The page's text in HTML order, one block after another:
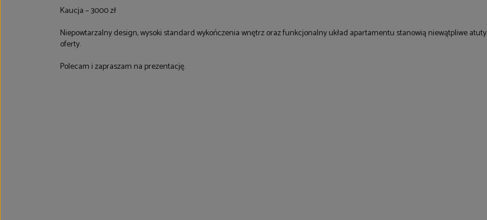
Kaucja – 3000 zł
Niepowtarzalny design, wysoki standard wykończenia wnętrz oraz funkcjonalny układ apartamentu stanowią niewątpliwe atuty
oferty.
Polecam i zapraszam na prezentację.